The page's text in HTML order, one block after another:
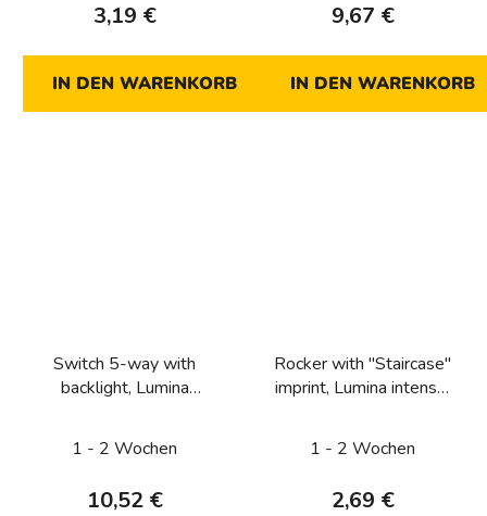
3,19 €
IN DEN WARENKORB
9,67 €
IN DEN WARENKORB
Switch 5-way with
backlight, Lumina
1 - 2 Wochen
10,52 €
Rocker with "Staircase"
imprint, Lumina intense,
1 - 2 Wochen
2,69 €